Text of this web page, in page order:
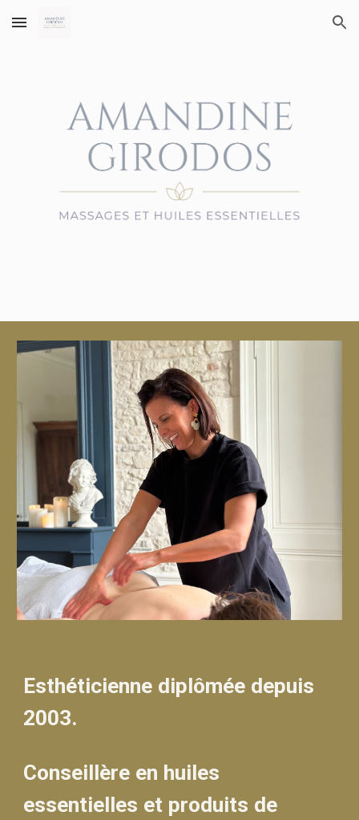
Skip to main content Skip to navigation
Esthéticienne diplômée depuis
2003.
Conseillère en huiles
essentielles et produits de